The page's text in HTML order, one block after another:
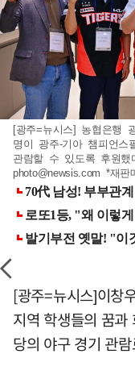
[광주=뉴시스] 농협은행
명이 광주-기아 챔피언
관람할 수 있도록 후원
photo@newsis.com *재판
[광주=뉴시스]이창
지역 학생들의 꿈
당의 야구 경기 관